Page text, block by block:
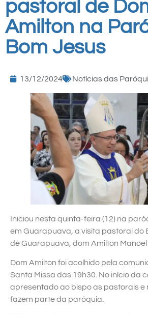
pastoral de
Amilton na
Bom Jesus
13/12/2024 Notícias das
Iniciou nesta quinta-feira (12) na
em Guarapuava, a visita pastoral do
de Guarapuava, dom Amilton Manoel
Dom Amilton foi acolhido pela
Santa Missa das 19h30. No início da
apresentado ao bispo as pastorais e
fazem parte da paróquia.